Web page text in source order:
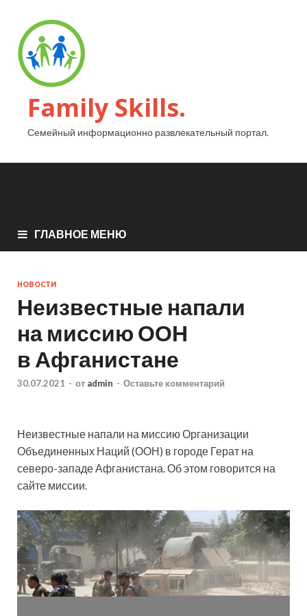
Family Skills.
Семейный информационно развлекательный портал.
ГЛАВНОЕ МЕНЮ
НОВОСТИ
Неизвестные напали
на миссию ООН
в Афганистане
30.07.2021 - от admin - Оставьте комментарий
Неизвестные напали на миссию Организации
Объединенных Наций (ООН) в городе Герат на
северо-западе Афганистана. Об этом говорится на
сайте миссии.